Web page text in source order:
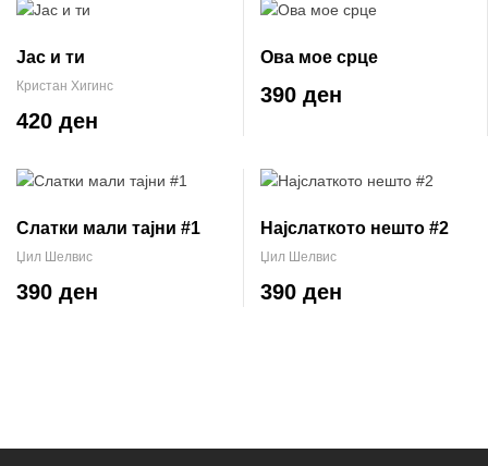
Јас и ти
Кристан Хигинс
420 ден
Ова мое срце
390 ден
Слатки мали тајни #1
Џил Шелвис
390 ден
Најслаткото нешто #2
Џил Шелвис
390 ден